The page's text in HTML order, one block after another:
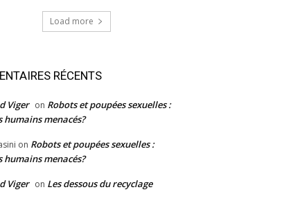
Load more
RÉCENTS
Viger on Robots et poupées sexuelles :
menacés?
on Robots et poupées sexuelles :
menacés?
Viger on Les dessous du recyclage